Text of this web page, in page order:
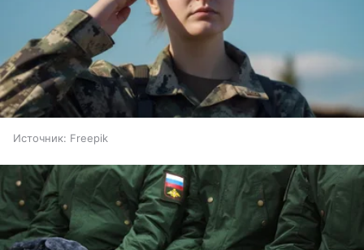
Источник: Freepik